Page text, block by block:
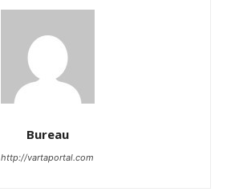
Bureau
http://vartaportal.com